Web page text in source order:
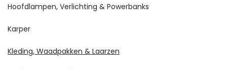
Hoofdlampen, Verlichting & Powerbanks
Karper
Kleding, Waadpakken & Laarzen